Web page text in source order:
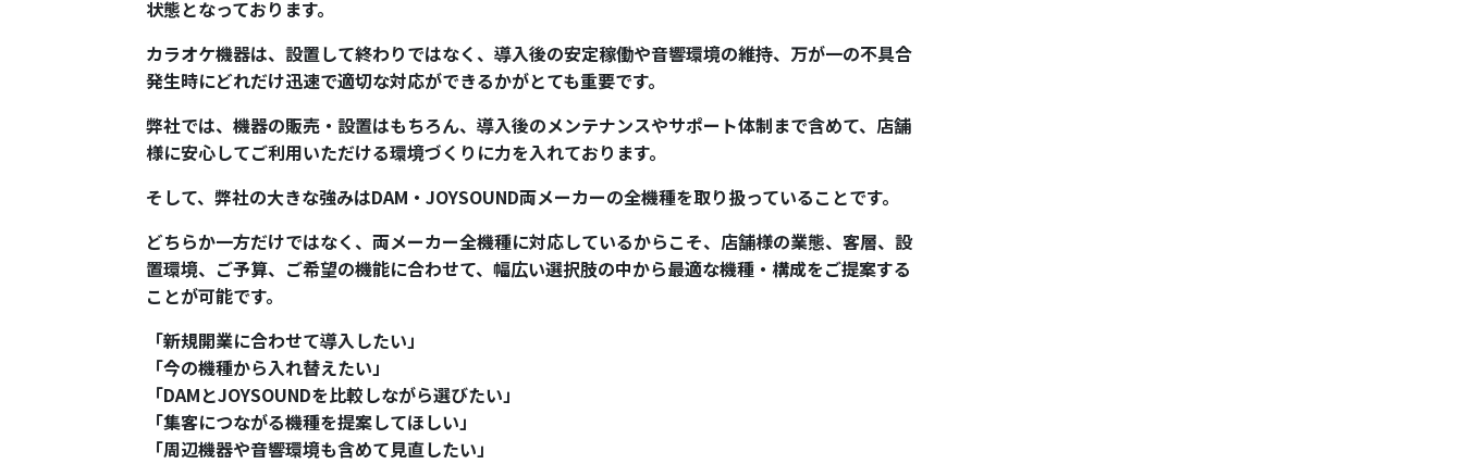
状態となっております。
カラオケ機器は、設置して終わりではなく、導入後の安定稼働や音響環境の維持、万が一の不具合
発生時にどれだけ迅速で適切な対応ができるかがとても重要です。
弊社では、機器の販売・設置はもちろん、導入後のメンテナンスやサポート体制まで含めて、店舗
様に安心してご利用いただける環境づくりに力を入れております。
そして、弊社の大きな強みはDAM・JOYSOUND両メーカーの全機種を取り扱っていることです。
どちらか一方だけではなく、両メーカー全機種に対応しているからこそ、店舗様の業態、客層、設
置環境、ご予算、ご希望の機能に合わせて、幅広い選択肢の中から最適な機種・構成をご提案する
ことが可能です。
「新規開業に合わせて導入したい」
「今の機種から入れ替えたい」
「DAMとJOYSOUNDを比較しながら選びたい」
「集客につながる機種を提案してほしい」
「周辺機器や音響環境も含めて見直したい」